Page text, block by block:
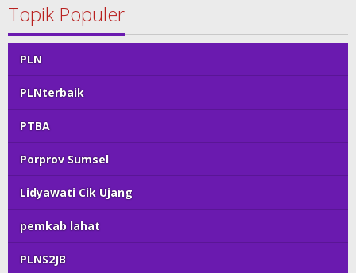
Topik Populer
PLN
PLNterbaik
PTBA
Porprov Sumsel
Lidyawati Cik Ujang
pemkab lahat
PLNS2JB